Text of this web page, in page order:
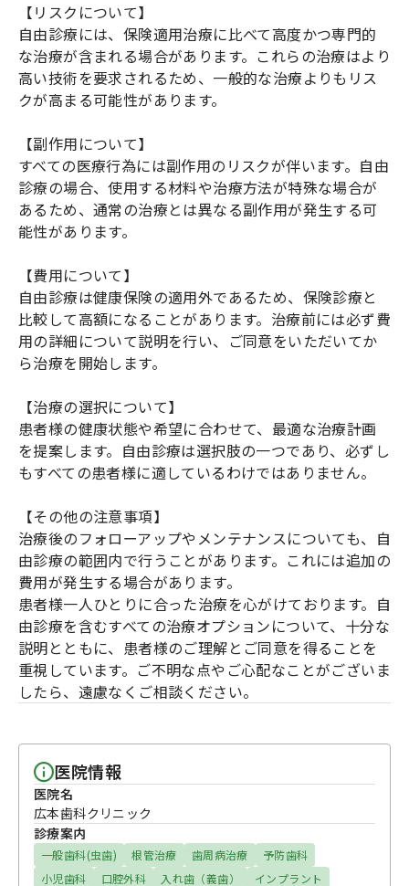
【リスクについて】
自由診療には、保険適用治療に比べて高度かつ専門的
な治療が含まれる場合があります。これらの治療はより
高い技術を要求されるため、一般的な治療よりもリス
クが高まる可能性があります。
【副作用について】
すべての医療行為には副作用のリスクが伴います。自由
診療の場合、使用する材料や治療方法が特殊な場合が
あるため、通常の治療とは異なる副作用が発生する可
能性があります。
【費用について】
自由診療は健康保険の適用外であるため、保険診療と
比較して高額になることがあります。治療前には必ず費
用の詳細について説明を行い、ご同意をいただいてか
ら治療を開始します。
【治療の選択について】
患者様の健康状態や希望に合わせて、最適な治療計画
を提案します。自由診療は選択肢の一つであり、必ずし
もすべての患者様に適しているわけではありません。
【その他の注意事項】
治療後のフォローアップやメンテナンスについても、自
由診療の範囲内で行うことがあります。これには追加の
費用が発生する場合があります。
患者様一人ひとりに合った治療を心がけております。自
由診療を含むすべての治療オプションについて、十分な
説明とともに、患者様のご理解とご同意を得ることを
重視しています。ご不明な点やご心配なことがございま
したら、遠慮なくご相談ください。
医院情報
医院名
広本歯科クリニック
診療案内
一般歯科(虫歯) 根管治療 歯周病治療
予防歯科
小児歯科
口腔外科 入れ歯（義歯）
インプラント